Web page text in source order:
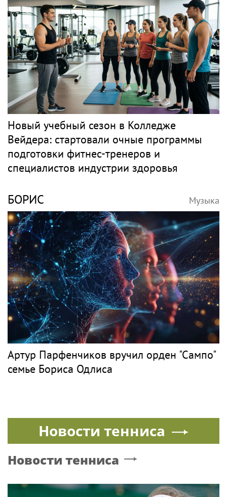
Новый учебный сезон в Колледже
Вейдера: стартовали очные программы
подготовки фитнес-тренеров и
специалистов индустрии здоровья
БОРИС Музыка
Артур Парфенчиков вручил орден "Сампо"
семье Бориса Одлиса
Новости тенниса
Новости тенниса